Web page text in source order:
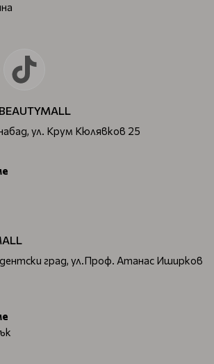
ул. Крум Кюлявков 25
град, ул.Проф. Атанас Иширков